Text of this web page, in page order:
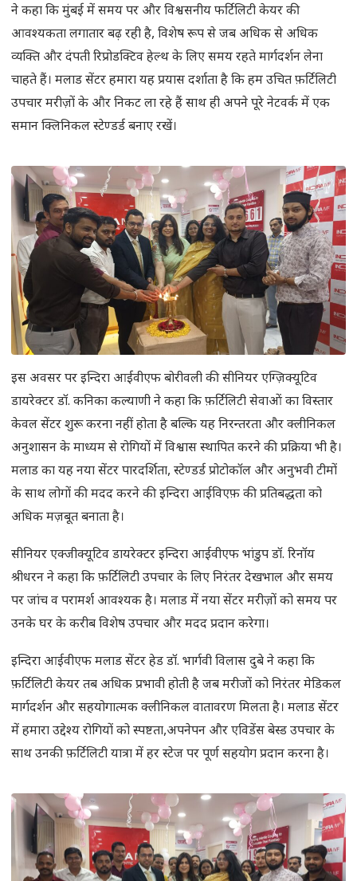
ने कहा कि मुंबई में समय पर और विश्वसनीय फर्टिलिटी केयर की
आवश्यकता लगातार बढ़ रही है, विशेष रूप से जब अधिक से अधिक
व्यक्ति और दंपती रिप्रोडक्टिव हेल्थ के लिए समय रहते मार्गदर्शन लेना
चाहते हैं। मलाड सेंटर हमारा यह प्रयास दर्शाता है कि हम उचित फ़र्टिलिटी
उपचार मरीज़ों के और निकट ला रहे हैं साथ ही अपने पूरे नेटवर्क में एक
समान क्लिनिकल स्टेण्डर्ड बनाए रखें।
इस अवसर पर इन्दिरा आईवीएफ बोरीवली की सीनियर एग्ज़िक्यूटिव
डायरेक्टर डॉ. कनिका कल्याणी ने कहा कि फ़र्टिलिटी सेवाओं का विस्तार
केवल सेंटर शुरू करना नहीं होता है बल्कि यह निरन्तरता और क्लीनिकल
अनुशासन के माध्यम से रोगियों में विश्वास स्थापित करने की प्रक्रिया भी है।
मलाड का यह नया सेंटर पारदर्शिता, स्टेण्डर्ड प्रोटोकॉल और अनुभवी टीमों
के साथ लोगों की मदद करने की इन्दिरा आईविएफ़ की प्रतिबद्धता को
अधिक मज़बूत बनाता है।
सीनियर एक्जीक्यूटिव डायरेक्टर इन्दिरा आईवीएफ भांडुप डॉ. रिनॉय
श्रीधरन ने कहा कि फ़र्टिलिटी उपचार के लिए निरंतर देखभाल और समय
पर जांच व परामर्श आवश्यक है। मलाड में नया सेंटर मरीज़ों को समय पर
उनके घर के करीब विशेष उपचार और मदद प्रदान करेगा।
इन्दिरा आईवीएफ मलाड सेंटर हेड डॉ. भार्गवी विलास दुबे ने कहा कि
फ़र्टिलिटी केयर तब अधिक प्रभावी होती है जब मरीजों को निरंतर मेडिकल
मार्गदर्शन और सहयोगात्मक क्लीनिकल वातावरण मिलता है। मलाड सेंटर
में हमारा उद्देश्य रोगियों को स्पष्टता,अपनेपन और एविडेंस बेस्ड उपचार के
साथ उनकी फ़र्टिलिटी यात्रा में हर स्टेज पर पूर्ण सहयोग प्रदान करना है।